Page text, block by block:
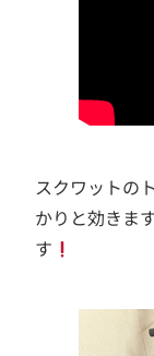
スクワットの
かりと効きま
す